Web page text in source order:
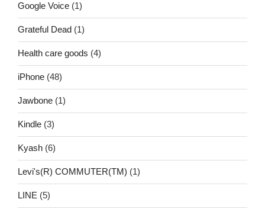
Google Voice (1)
Grateful Dead (1)
Health care goods (4)
iPhone (48)
Jawbone (1)
Kindle (3)
Kyash (6)
Levi's(R) COMMUTER(TM) (1)
LINE (5)